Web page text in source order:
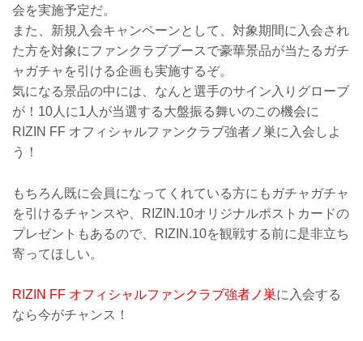
会を実施予定だ。
また、新規入会キャンペーンとして、対象期間に入会され
た方を対象にファンクラブブースで豪華景品が当たるガチ
ャガチャを引ける企画も実施するぞ。
気になる景品の中には、なんと選手のサイン入りグローブ
が！10人に1人が当選する大盤振る舞いのこの機会に
RIZIN FF オフィシャルファンクラブ強者ノ巣に入会しよ
う！
もちろん既に会員になってくれている方にもガチャガチャ
を引けるチャンスや、RIZIN.10オリジナルポストカードの
プレゼントもあるので、RIZIN.10を観戦する前に是非立ち
寄ってほしい。
RIZIN FF オフィシャルファンクラブ強者ノ巣に入会する
なら今がチャンス！